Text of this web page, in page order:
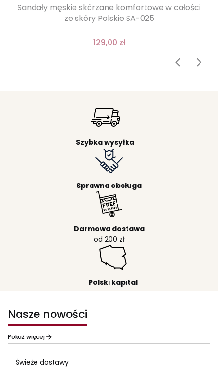
Sandały męskie skórzane komfortowe w całości
ze skóry Polskie SA-025
129,00 zł
Szybka wysyłka
Sprawna obsługa
Darmowa dostawa
od 200 zł
Polski kapital
Nasze nowości
Pokaż więcej
Świeże dostawy